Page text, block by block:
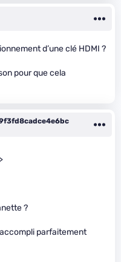
d’une clé HDMI ?
pour que cela
?
parfaitement